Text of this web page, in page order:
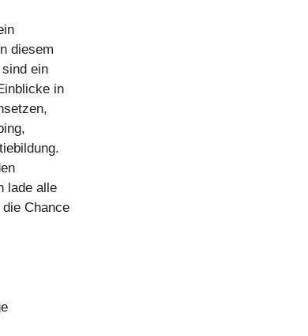
diesem
ein
in
lade alle
Chance